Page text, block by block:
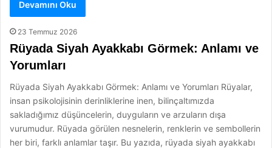
Devamını Oku
23 Temmuz 2026
Rüyada Siyah Ayakkabı Görmek: Anlamı ve
Yorumları
Rüyada Siyah Ayakkabı Görmek: Anlamı ve Yorumları Rüyalar,
insan psikolojisinin derinliklerine inen, bilinçaltımızda
sakladığımız düşüncelerin, duyguların ve arzuların dışa
vurumudur. Rüyada görülen nesnelerin, renklerin ve sembollerin
her biri, farklı anlamlar taşır. Bu yazıda, rüyada siyah ayakkabı